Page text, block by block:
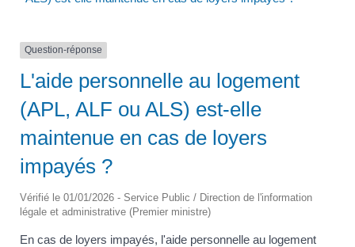
Question-réponse
L'aide personnelle au logement
(APL, ALF ou ALS) est-elle
maintenue en cas de loyers
impayés ?
Vérifié le 01/01/2026 - Service Public / Direction de l'information
légale et administrative (Premier ministre)
En cas de loyers impayés, l'aide personnelle au logement